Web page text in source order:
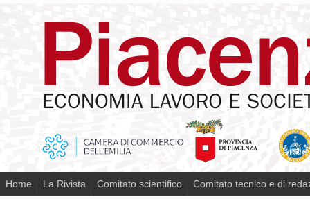
Home La Rivista Comitato scientifico Comitato tecnico e di